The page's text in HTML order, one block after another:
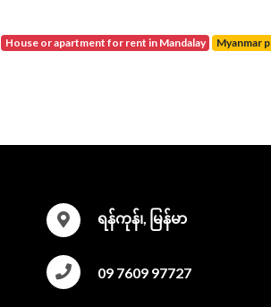
house or apartment for rent in Mandalay
ရန်ကုန်၊, မြန်မာ
09 7609 97727